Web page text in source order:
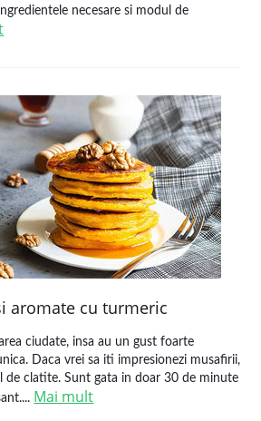
necesare si modul de
aromate cu turmeric
ciudate, insa au un gust foarte
Daca vrei sa iti impresionezi musafirii,
de clatite. Sunt gata in doar 30 de minute
Mai mult